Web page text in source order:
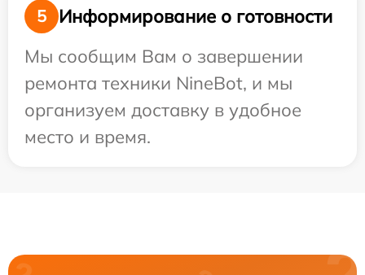
5
Информирование о готовности
Мы сообщим Вам о завершении
ремонта техники NineBot, и мы
организуем доставку в удобное
место и время.